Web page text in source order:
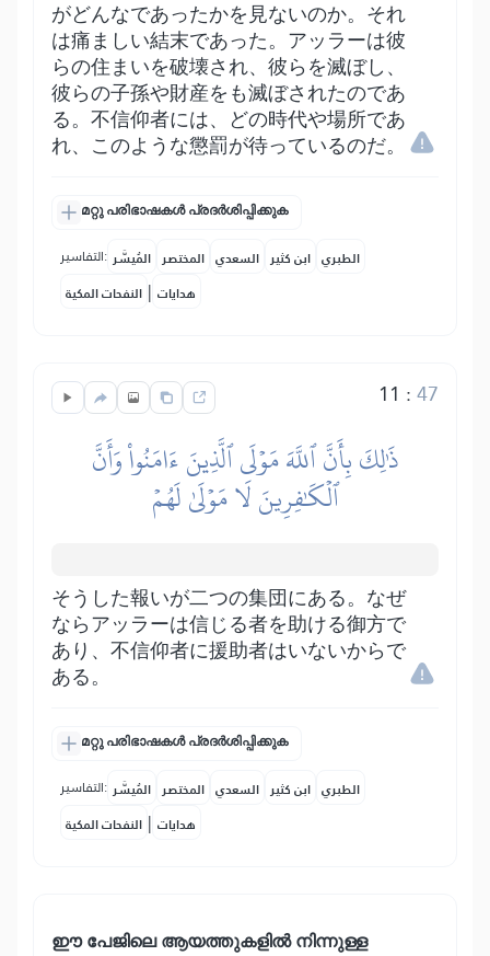
がどんなであったかを見ないのか。それ
は痛ましい結末であった。アッラーは彼
らの住まいを破壊され、彼らを滅ぼし、
彼らの子孫や財産をも滅ぼされたのであ
る。不信仰者には、どの時代や場所であ
れ、このような懲罰が待っているのだ。
മറ്റു പരിഭാഷകൾ പ്രദർശിപ്പിക്കുക
التفاسير: المُيسَّر المختصر السعدي ابن كثير الطبري
النفحات المكية | هدايات
11 :47
ذَٰلِكَ بِأَنَّ ٱللَّهَ مَوۡلَى ٱلَّذِينَ ءَامَنُواْ وَأَنَّ
ٱلۡكَٰفِرِينَ لَا مَوۡلَىٰ لَهُمۡ
そうした報いが二つの集団にある。なぜ
ならアッラーは信じる者を助ける御方で
あり、不信仰者に援助者はいないからで
ある。
മറ്റു പരിഭാഷകൾ പ്രദർശിപ്പിക്കുക
التفاسير: المُيسَّر المختصر السعدي ابن كثير الطبري
النفحات المكية | هدايات
ഈ പേജിലെ ആയത്തുകളിൽ നിന്നുള്ള